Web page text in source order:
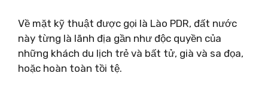
Về mặt kỹ thuật được gọi là Lào PDR, đất nước
này từng là lãnh địa gần như độc quyền của
những khách du lịch trẻ và bất tử, già và sa đọa,
hoặc hoàn toàn tồi tệ.